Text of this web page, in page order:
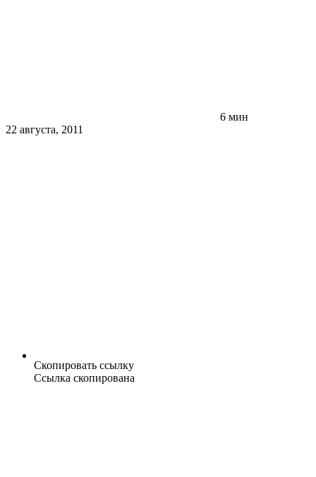
6 мин
22 августа, 2011
Скопировать ссылку
Ссылка скопирована